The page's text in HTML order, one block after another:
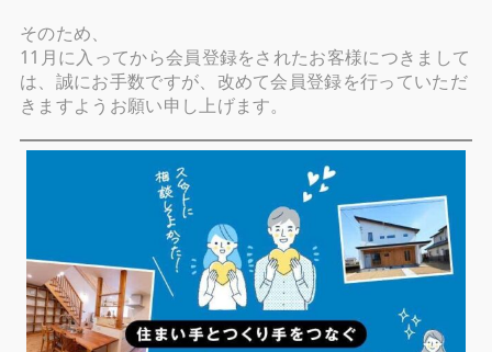
そのため、
11月に入ってから会員登録をされたお客様につきまして
は、誠にお手数ですが、改めて会員登録を行っていただ
きますようお願い申し上げます。